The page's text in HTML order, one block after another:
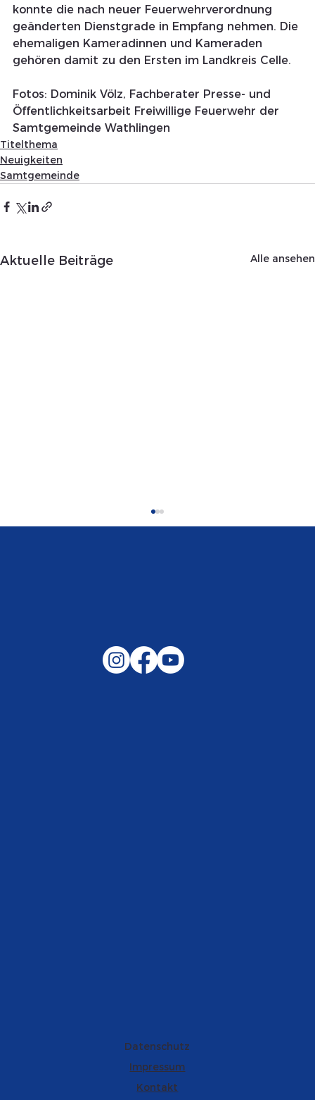
konnte die nach neuer Feuerwehrverordnung
geänderten Dienstgrade in Empfang nehmen. Die
ehemaligen Kameradinnen und Kameraden
gehören damit zu den Ersten im Landkreis Celle.
Fotos: Dominik Völz, Fachberater Presse- und
Öffentlichkeitsarbeit Freiwillige Feuerwehr der
Samtgemeinde Wathlingen
Titelthema
Neuigkeiten
Samtgemeinde
Aktuelle Beiträge Alle ansehen
Gemeinsam auf außergewöhnliche
Datenschutz
Impressum
Kontakt